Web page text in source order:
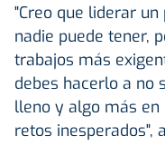
"Creo que liderar
nadie puede tener,
trabajos más
debes hacerlo a no
lleno y algo más
retos inesperados",